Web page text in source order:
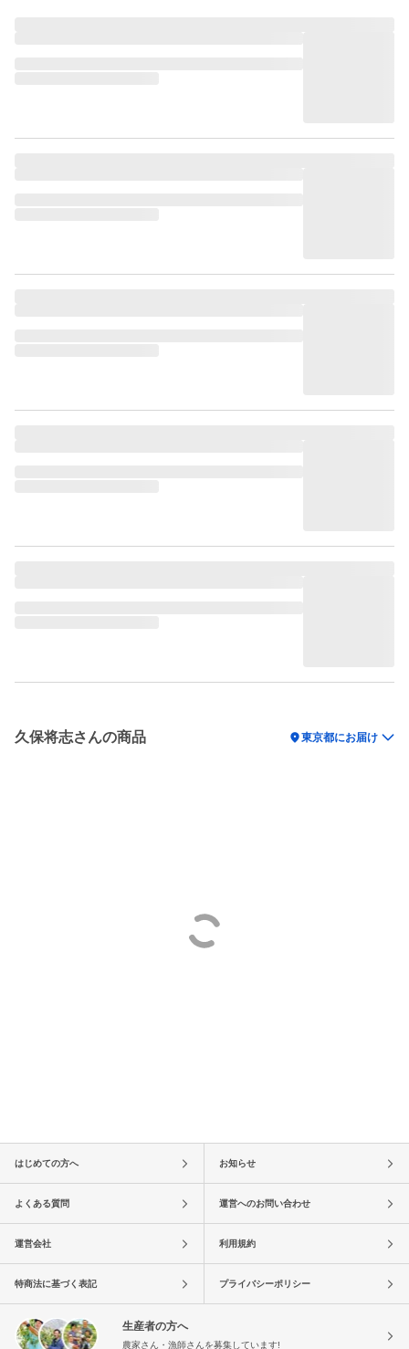
久保将志さんの商品 location_on東京都にお届け
はじめての方へ お知らせ
よくある質問 運営へのお問い合わせ
運営会社 利用規約
特商法に基づく表記 プライバシーポリシー
生産者の方へ
農家さん・漁師さんを募集しています!